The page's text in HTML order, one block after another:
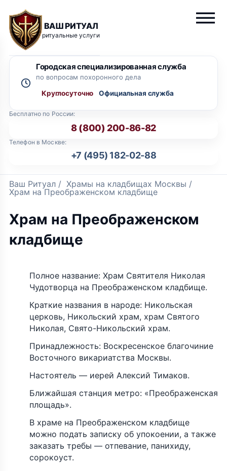
ВАШ РИТУАЛ
ритуальные услуги
Бесплатно по России:
8 (800) 200-86-82
Телефон в Москве:
+7 (495) 182-02-88
Городская специализированная служба
по вопросам похоронного дела
Круглосуточно
Ваш Ритуал / Храмы на кладбищах Москвы /
Храм на Преображенском кладбище
Храм на Преображенском
кладбище
Полное название: Храм Святителя Николая
Чудотворца на Преображенском кладбище.
Краткие названия в народе: Никольская
церковь, Никольский храм, храм Святого
Николая, Свято-Никольский храм.
Принадлежность: Воскресенское благочиние
Восточного викариатства Москвы.
Настоятель — иерей Алексий Тимаков.
Ближайшая станция метро: «Преображенская
площадь».
В храме на Преображенском кладбище
можно подать записку об упокоении, а также
заказать требы — отпевание, панихиду,
сорокоуст.